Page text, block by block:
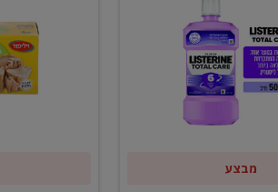
מבצע
ויליפוד
רביעייה